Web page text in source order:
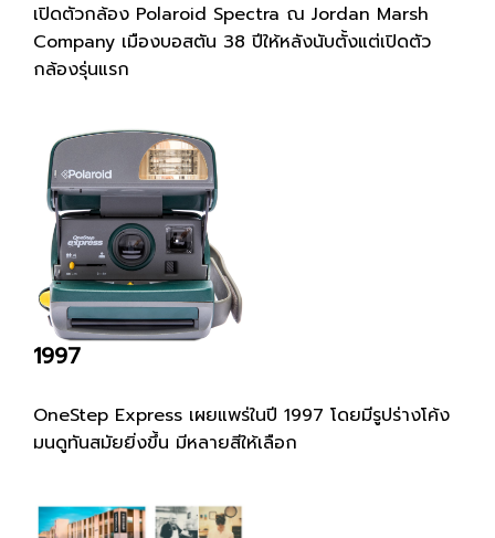
เปิดตัวกล้อง Polaroid Spectra ณ Jordan Marsh
Company เมืองบอสตัน 38 ปีให้หลังนับตั้งแต่เปิดตัว
กล้องรุ่นแรก
1997
OneStep Express เผยแพร่ในปี 1997 โดยมีรูปร่างโค้ง
มนดูทันสมัยยิ่งขึ้น มีหลายสีให้เลือก